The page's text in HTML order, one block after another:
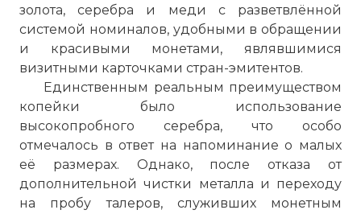
золота, серебра и меди с разветвлённой
системой номиналов, удобными в обращении
и красивыми монетами, являвшимися
визитными карточками стран-эмитентов.
Единственным реальным преимуществом
копейки было использование
высокопробного серебра, что особо
отмечалось в ответ на напоминание о малых
её размерах. Однако, после отказа от
дополнительной чистки металла и переходу
на пробу талеров, служивших монетным